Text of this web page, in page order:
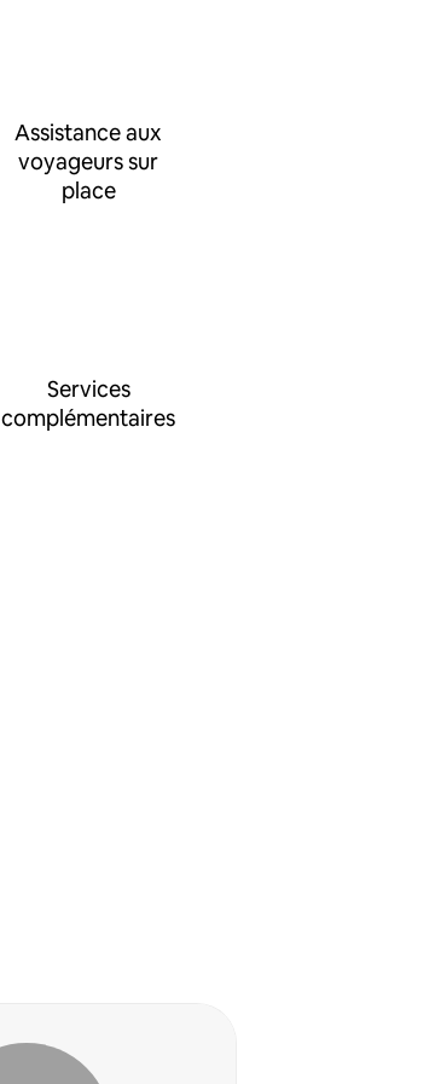
Assistance aux
voyageurs sur
place
Services
complémentaires